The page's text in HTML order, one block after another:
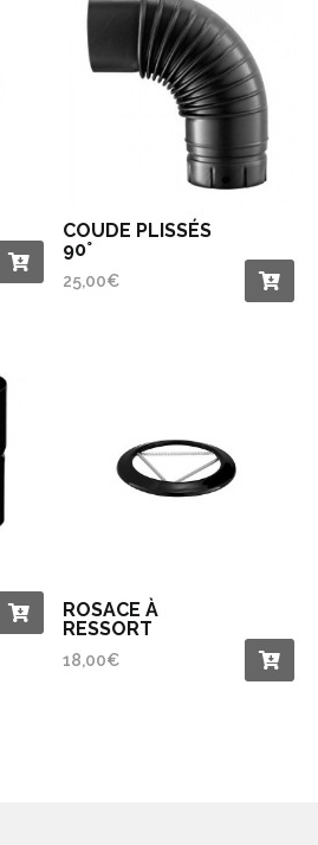
COUDE PLISSÉS
90°
25,00€
ROSACE À
RESSORT
18,00€